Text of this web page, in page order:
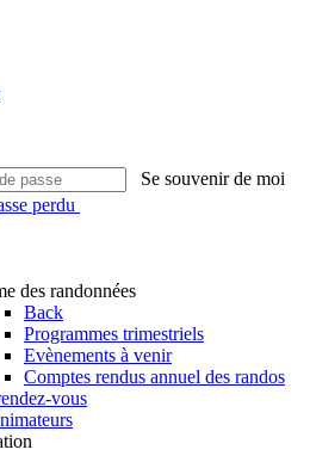
Se souvenir de moi
perdu
des randonnées
Back
Programmes trimestriels
Evènements à venir
Comptes rendus annuel des randos
vous